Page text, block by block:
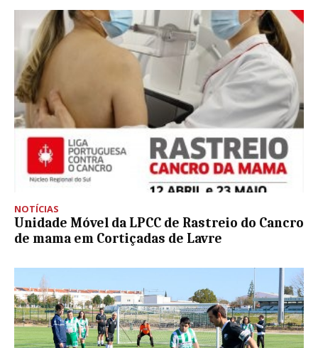
NOTÍCIAS
Unidade Móvel da LPCC de Rastreio do Cancro
de mama em Cortiçadas de Lavre